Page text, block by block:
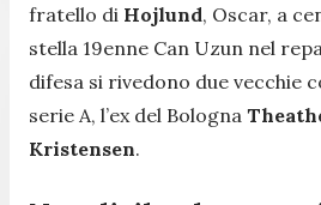
fratello di Hojlund, Oscar, a
stella 19enne Can Uzun nel
difesa si rivedono due vecchie
serie A, l’ex del Bologna
Kristensen.